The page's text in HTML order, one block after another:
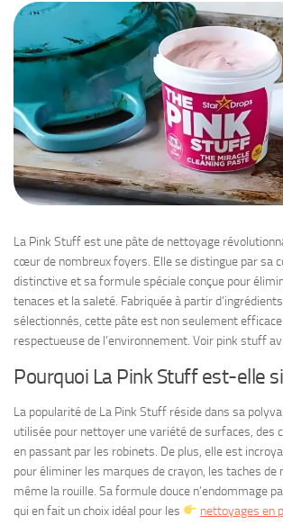
La Pink Stuff est une pâte de nettoyage
cœur de nombreux foyers. Elle se distingue par sa
distinctive et sa formule spéciale conçue pour
tenaces et la saleté. Fabriquée à partir
sélectionnés, cette pâte est non seulement
respectueuse de l’environnement. Voir pink stuff
Pourquoi La Pink Stuff est-elle
La popularité de La Pink Stuff réside dans sa
utilisée pour nettoyer une variété de surfaces, des
en passant par les robinets. De plus, elle est
pour éliminer les marques de crayon, les taches
même la rouille. Sa formule douce n’endommage
qui en fait un choix idéal pour les
nettoyages en